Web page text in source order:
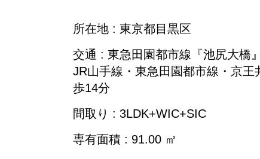
所在地 : 東京都目黒区
交通 : 東急田園都市線『池尻大橋
JR山手線・東急田園都市線・京
歩14分
間取り : 3LDK+WIC+SIC
専有面積 : 91.00 ㎡